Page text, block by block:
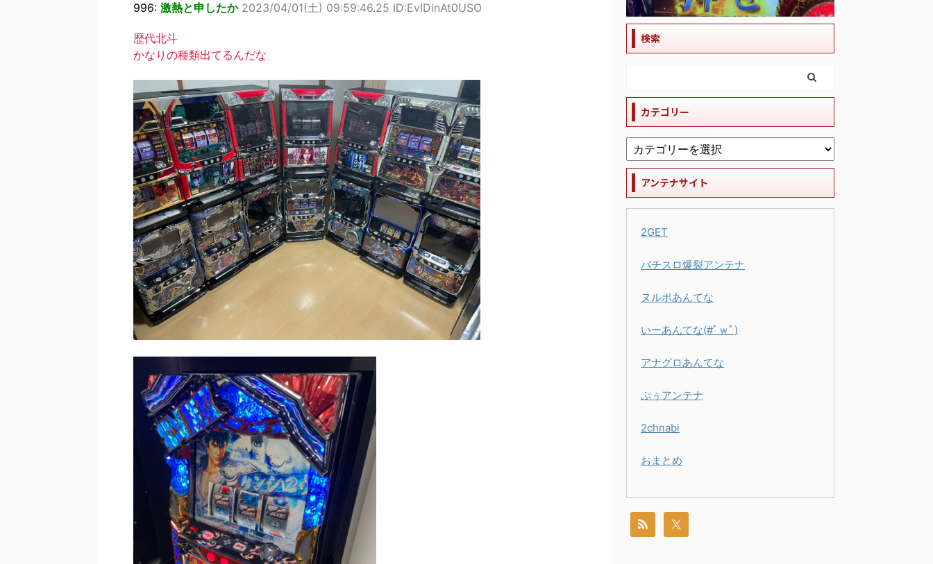
996: 激熱と申したか 2023/04/01(土) 09:59:46.25 ID:EvIDinAt0USO
歴代北斗
かなりの種類出てるんだな
検索
カテゴリー
アンテナサイト
2GET
パチスロ爆裂アンテナ
ヌルポあんてな
いーあんてな(#ﾟｗﾟ)
アナグロあんてな
ぷぅアンテナ
2chnabi
おまとめ